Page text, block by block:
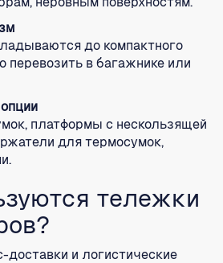
до компактного
перевозить в багажнике или
платформы с нескользящей
для термосумок,
тележки
и логистические